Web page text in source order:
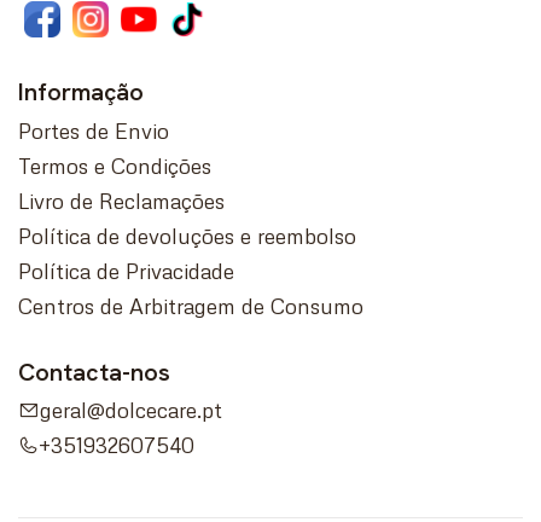
Informação
Portes de Envio
Termos e Condições
Livro de Reclamações
Política de devoluções e reembolso
Política de Privacidade
Centros de Arbitragem de Consumo
Contacta-nos
geral@dolcecare.pt
+351932607540